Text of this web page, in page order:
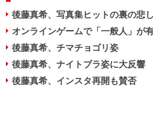
後藤真希、写真集ヒットの裏の悲
オンラインゲームで「一般人」が
後藤真希、チマチョゴリ姿
後藤真希、ナイトブラ姿に大反響
後藤真希、インスタ再開も賛否